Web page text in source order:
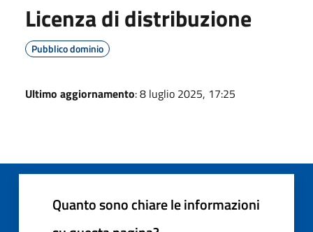
Licenza di distribuzione
Pubblico dominio
Ultimo aggiornamento: 8 luglio 2025, 17:25
Quanto sono chiare le informazioni